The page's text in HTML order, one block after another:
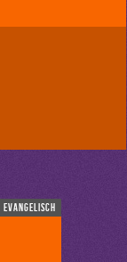
evangelisch